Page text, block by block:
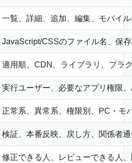
一覧、詳細、追加、編集、モバイ
JavaScript/CSSのファイル名、保
適用順、CDN、ライブラリ、プラ
実行ユーザー、必要なアプリ権限
正常系、異常系、権限別、PC・モ
検証、本番反映、戻し方、関係者
修正できる人、レビューできる人